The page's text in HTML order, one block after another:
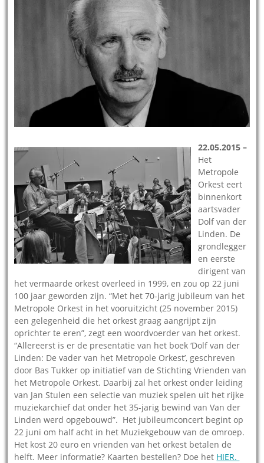
22.05.2015 –
Het
Metropole
Orkest eert
binnenkort
aartsvader
Dolf van der
Linden. De
grondlegger
en eerste
dirigent van
het vermaarde orkest overleed in 1999, en zou op 22 juni
100 jaar geworden zijn. “Met het 70-jarig jubileum van het
Metropole Orkest in het vooruitzicht (25 november 2015)
een gelegenheid die het orkest graag aangrijpt zijn
oprichter te eren”, zegt een woordvoerder van het orkest.
“Allereerst is er de presentatie van het boek ‘Dolf van der
Linden: De vader van het Metropole Orkest’, geschreven
door Bas Tukker op initiatief van de Stichting Vrienden van
het Metropole Orkest. Daarbij zal het orkest onder leiding
van Jan Stulen een selectie van muziek spelen uit het rijke
muziekarchief dat onder het 35-jarig bewind van Van der
Linden werd opgebouwd”. Het jubileumconcert begint op
22 juni om half acht in het Muziekgebouw van de omroep.
Het kost 20 euro en vrienden van het orkest betalen de
helft. Meer informatie? Kaarten bestellen? Doe het HIER.